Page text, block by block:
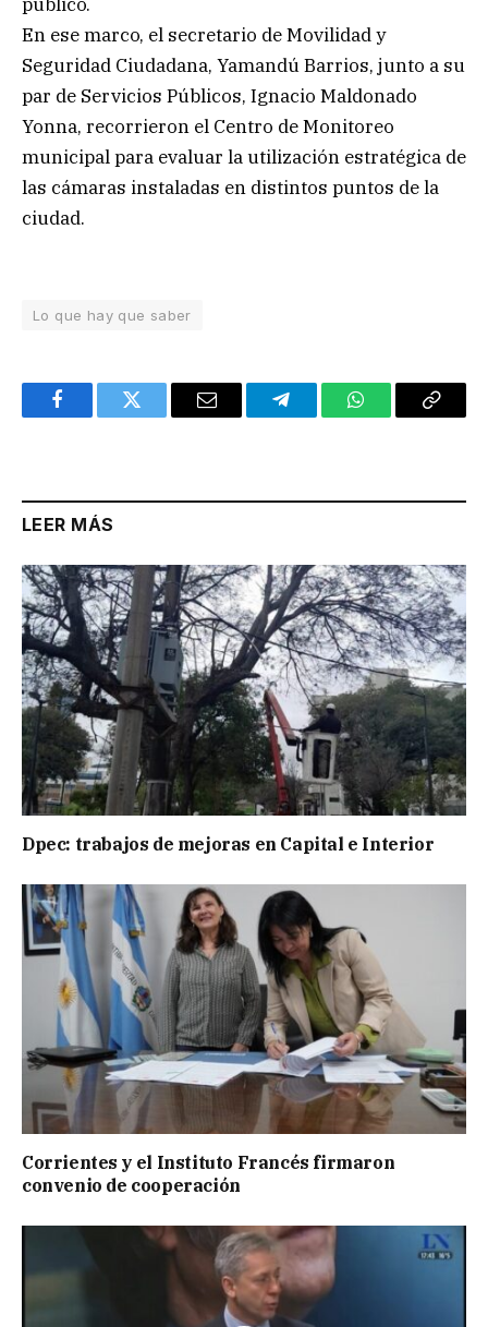
En ese marco, el secretario de Movilidad y
Seguridad Ciudadana, Yamandú Barrios, junto a su
par de Servicios Públicos, Ignacio Maldonado
Yonna, recorrieron el Centro de Monitoreo
municipal para evaluar la utilización estratégica de
las cámaras instaladas en distintos puntos de la
ciudad.
Lo que hay que saber
FacebookTwitter Email TelegramWhatsAppCopy
LEER MÁS
Dpec: trabajos de mejoras en Capital e Interior
Corrientes y el Instituto Francés firmaron
convenio de cooperación